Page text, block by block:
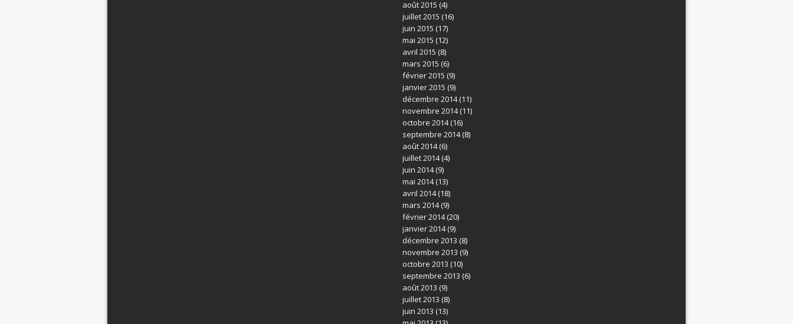
août 2015 (4)
juillet 2015 (16)
juin 2015 (17)
mai 2015 (12)
avril 2015 (8)
mars 2015 (6)
février 2015 (9)
janvier 2015 (9)
décembre 2014(11)
novembre 2014(11)
octobre 2014(16)
septembre 2014(8)
août 2014(6)
juillet 2014(4)
juin 2014(9)
mai 2014(13)
avril 2014(18)
mars 2014(9)
février 2014(20)
janvier 2014(9)
décembre 2013 (8)
novembre 2013 (9)
octobre 2013 (10)
septembre 2013 (6)
août 2013 (9)
juillet 2013 (8)
juin 2013 (13)